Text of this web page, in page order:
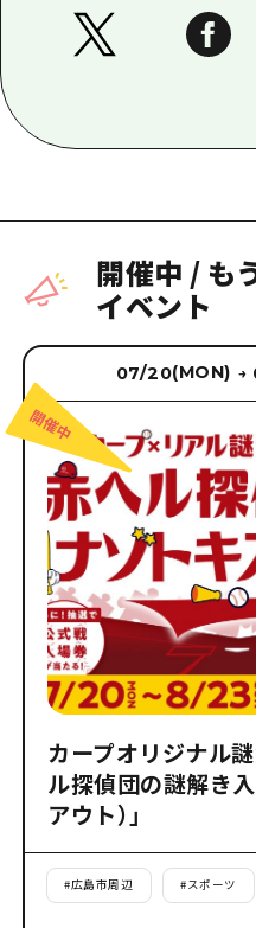
開催中 / も
イベント
07/20(MON) →
カープオリジナル
ル探偵団の謎解き
アウト）」
#広島市周辺 #スポーツ